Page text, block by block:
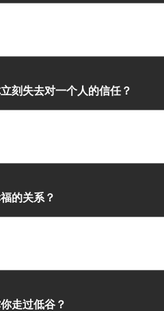
刻失去对一个人的信任？
的关系？
走过低谷？